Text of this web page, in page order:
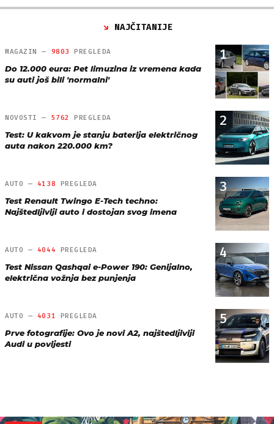
NAJČITANIJE
1
MAGAZIN — 9803 PREGLEDA
Do 12.000 eura: Pet limuzina iz vremena kada
su auti još bili 'normalni'
2
NOVOSTI — 5762 PREGLEDA
Test: U kakvom je stanju baterija električnog
auta nakon 220.000 km?
3
AUTO — 4138 PREGLEDA
Test Renault Twingo E-Tech techno:
Najštedljiviji auto i dostojan svog imena
4
AUTO — 4044 PREGLEDA
Test Nissan Qashqai e-Power 190: Genijalno,
električna vožnja bez punjenja
5
AUTO — 4031 PREGLEDA
Prve fotografije: Ovo je novi A2, najštedljiviji
Audi u povijesti